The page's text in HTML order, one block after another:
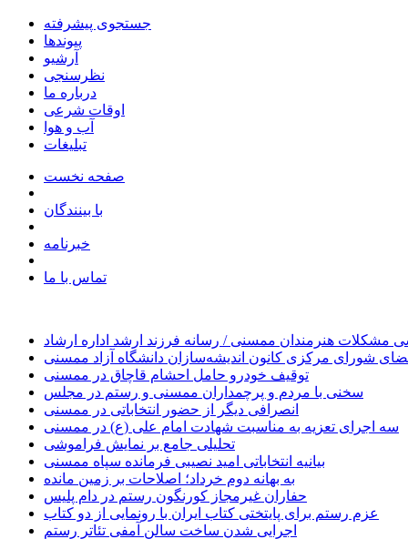
جستجوی پیشرفته
پیوندها
آرشیو
نظرسنجی
درباره ما
اوقات شرعی
آب و هوا
تبلیغات
صفحه نخست
با بینندگان
خبرنامه
تماس با ما
مشکلات هنرمندان ممسنی / رسانه فرزند ارشد اداره ارشاد
شورای مرکزی کانون اندیشه‌سازان دانشگاه آزاد ممسنی
توقیف خودرو حامل احشام قاچاق در ممسنی
سخنی با مردم و پرچمداران ممسنی و رستم در مجلس
انصرافی دیگر از حضور انتخاباتی در ممسنی
سه اجرای تعزیه به مناسبت شهادت امام علی (ع) در ممسنی
تحلیلی جامع بر نمایش فراموشی
بیانیه انتخاباتی امید نصیبی فرمانده سپاه ممسنی
به بهانه دوم خرداد؛ اصلاحات بر زمین مانده
حفاران غیرمجاز کورنگون رستم در دام پلیس
عزم رستم برای پایتختی کتاب ایران با رونمایی از دو کتاب
اجرایی شدن ساخت سالن آمفی تئاتر رستم